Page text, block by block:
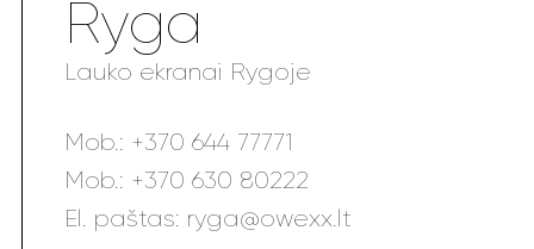
Ryga
Lauko ekranai Rygoje
Mob.: +370 644 77771
Mob.: +370 630 80222
El. paštas: ryga@owexx.lt